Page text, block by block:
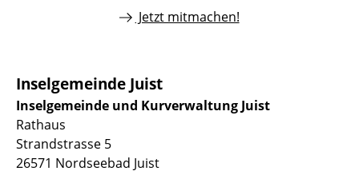
Jetzt mitmachen!
Inselgemeinde Juist
Inselgemeinde und Kurverwaltung Juist
Rathaus
Strandstrasse 5
26571 Nordseebad Juist